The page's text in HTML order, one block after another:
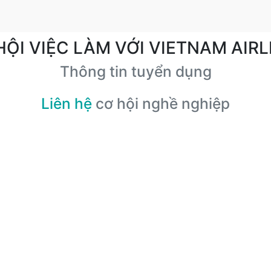
VIỆC LÀM VỚI VIETNAM
Thông tin tuyển dụng
Liên hệ cơ hội nghề nghiệp